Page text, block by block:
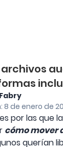
de enero de
por las que
cómo mover
querían